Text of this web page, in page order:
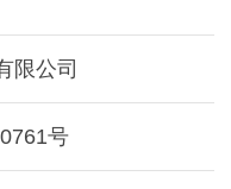
限公司
号